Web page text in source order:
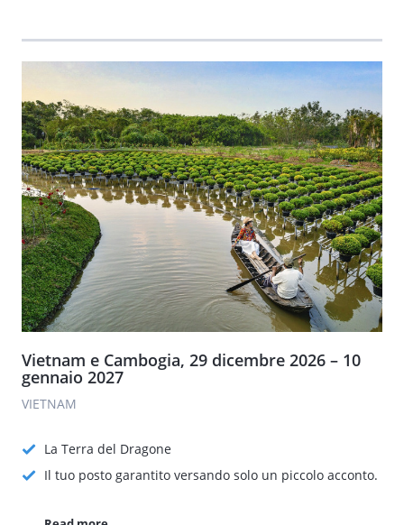
Vietnam e Cambogia, 29 dicembre 2026 – 10
gennaio 2027
VIETNAM
La Terra del Dragone
Il tuo posto garantito versando solo un piccolo acconto.